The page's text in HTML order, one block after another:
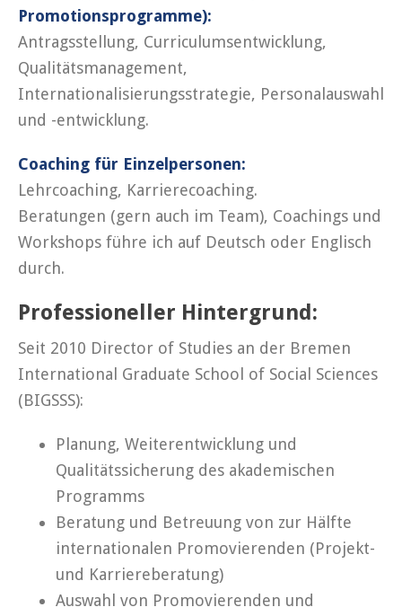
Promotionsprogramme):
Antragsstellung, Curriculumsentwicklung,
Qualitätsmanagement,
Internationalisierungsstrategie, Personalauswahl
und -entwicklung.
Coaching für Einzelpersonen:
Lehrcoaching, Karrierecoaching.
Beratungen (gern auch im Team), Coachings und
Workshops führe ich auf Deutsch oder Englisch
durch.
Professioneller Hintergrund:
Seit 2010 Director of Studies an der Bremen
International Graduate School of Social Sciences
(BIGSSS):
Planung, Weiterentwicklung und
Qualitätssicherung des akademischen
Programms
Beratung und Betreuung von zur Hälfte
internationalen Promovierenden (Projekt-
und Karriereberatung)
Auswahl von Promovierenden und